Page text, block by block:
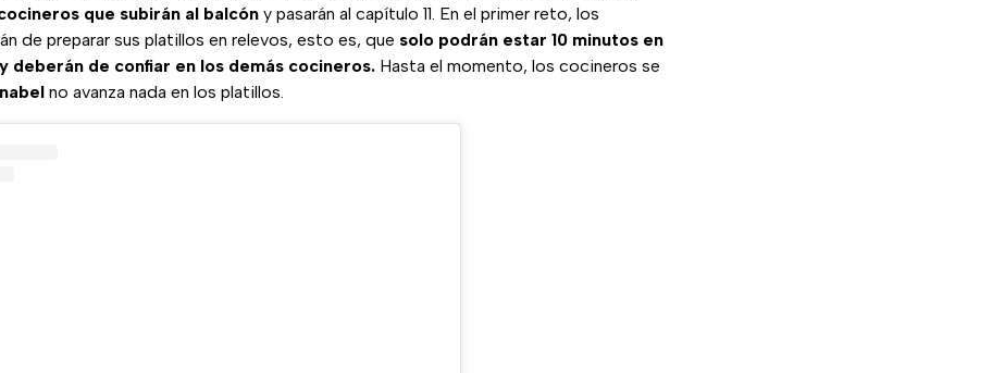
que subirán al balcón y pasarán al capítulo 11. En el primer reto, los
de preparar sus platillos en relevos, esto es, que solo podrán estar 10 minutos en
deberán de confiar en los demás cocineros. Hasta el momento, los cocineros se
no avanza nada en los platillos.